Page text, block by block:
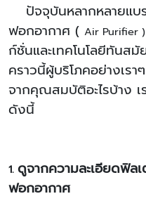
ปัจจุบันหลากหลายแ
ฟอกอากาศ ( Air Purifier )
ก์ชั่นและเทคโนโลยีทันสมั
คราวนี้ผู้บริโภคอย่างเรา
จากคุณสมบัติอะไรบ้าง เ
ดังนี้
1. ดูจากความละเอียดฟิล
ฟอกอากาศ